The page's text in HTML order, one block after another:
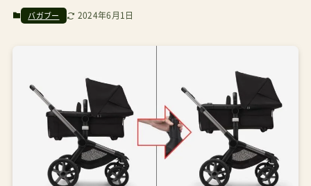
バガブー 2024年6月1日